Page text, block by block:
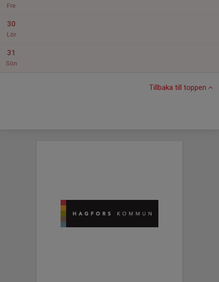
Fre
30
Lör
31
Sön
Tillbaka till toppen